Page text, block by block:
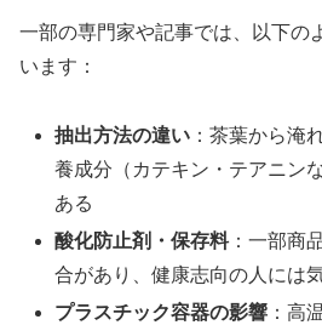
一部の専門家や記事では、以下の
います：
抽出方法の違い ：茶葉から淹
養成分（カテキン・テアニン
ある
酸化防止剤・保存料：一部商
合があり、健康志向の人には
プラスチック容器の影響 ：高